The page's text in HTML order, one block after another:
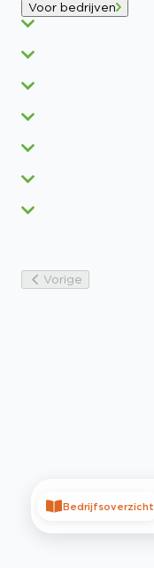
Voor bedrijven
Vorige
Bedrijfsoverzicht